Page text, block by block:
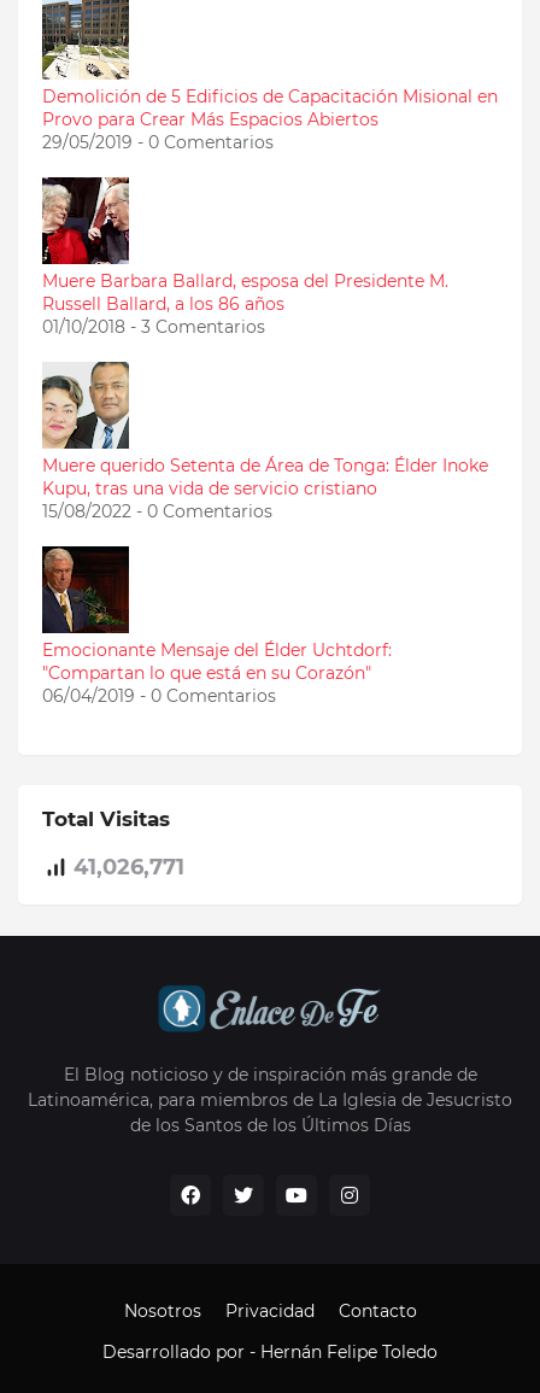
Demolición de 5 Edificios de Capacitación Misional en
Provo para Crear Más Espacios Abiertos
29/05/2019 - 0 Comentarios
Muere Barbara Ballard, esposa del Presidente M.
Russell Ballard, a los 86 años
01/10/2018 - 3 Comentarios
Muere querido Setenta de Área de Tonga: Élder Inoke
Kupu, tras una vida de servicio cristiano
15/08/2022 - 0 Comentarios
Emocionante Mensaje del Élder Uchtdorf:
"Compartan lo que está en su Corazón"
06/04/2019 - 0 Comentarios
Total Visitas
41,026,771
El Blog noticioso y de inspiración más grande de
Latinoamérica, para miembros de La Iglesia de Jesucristo
de los Santos de los Últimos Días
Desarrollado por - Hernán Felipe Toledo
Nosotros Privacidad Contacto